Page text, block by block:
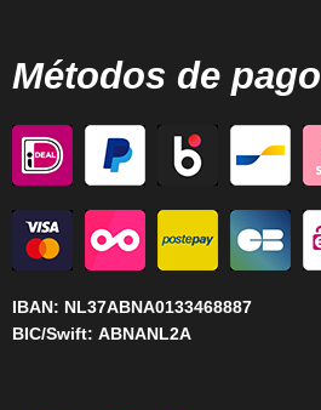
Métodos de pago
IBAN: NL37ABNA0133468887
BIC/Swift: ABNANL2A